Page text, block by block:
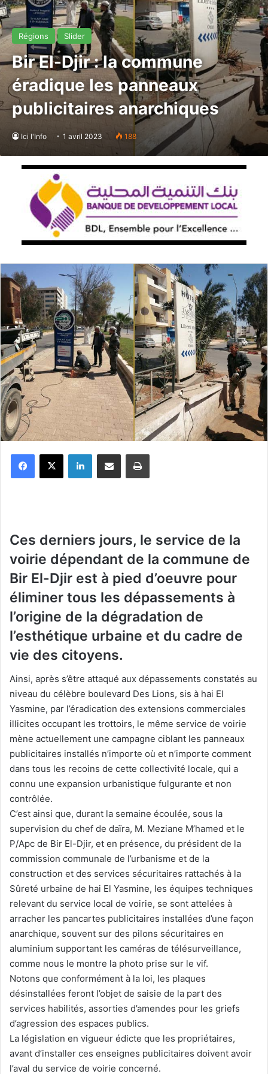
Régions Slider
Bir El-Djir : la commune
éradique les panneaux
publicitaires anarchiques
Ici l'Info 1 avril 2023 188
Ces derniers jours, le service de la
voirie dépendant de la commune de
Bir El-Djir est à pied d’oeuvre pour
éliminer tous les dépassements à
l’origine de la dégradation de
l’esthétique urbaine et du cadre de
vie des citoyens.
Ainsi, après s’être attaqué aux dépassements constatés au
niveau du célèbre boulevard Des Lions, sis à hai El
Yasmine, par l’éradication des extensions commerciales
illicites occupant les trottoirs, le même service de voirie
mène actuellement une campagne ciblant les panneaux
publicitaires installés n’importe où et n’importe comment
dans tous les recoins de cette collectivité locale, qui a
connu une expansion urbanistique fulgurante et non
contrôlée.
C’est ainsi que, durant la semaine écoulée, sous la
supervision du chef de daïra, M. Meziane M’hamed et le
P/Apc de Bir El-Djir, et en présence, du président de la
commission communale de l’urbanisme et de la
construction et des services sécuritaires rattachés à la
Sûreté urbaine de hai El Yasmine, les équipes techniques
relevant du service local de voirie, se sont attelées à
arracher les pancartes publicitaires installées d’une façon
anarchique, souvent sur des pilons sécuritaires en
aluminium supportant les caméras de télésurveillance,
comme nous le montre la photo prise sur le vif.
Notons que conformément à la loi, les plaques
désinstallées feront l’objet de saisie de la part des
services habilités, assorties d’amendes pour les griefs
d’agression des espaces publics.
La législation en vigueur édicte que les propriétaires,
avant d’installer ces enseignes publicitaires doivent avoir
l’aval du service de voirie concerné.